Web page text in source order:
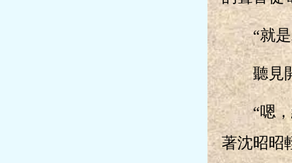
“就是就
聽見開
“嗯，給
著沈昭昭